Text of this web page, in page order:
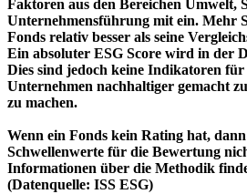
Faktoren aus den Bereichen Umwelt,
Unternehmensführung mit ein. Mehr
Fonds relativ besser als seine
Ein absoluter ESG Score wird in der
Dies sind jedoch keine Indikatoren für
Unternehmen nachhaltiger gemacht
zu machen.
Wenn ein Fonds kein Rating hat,
Schwellenwerte für die Bewertung
Informationen über die Methodik
(Datenquelle: ISS ESG)